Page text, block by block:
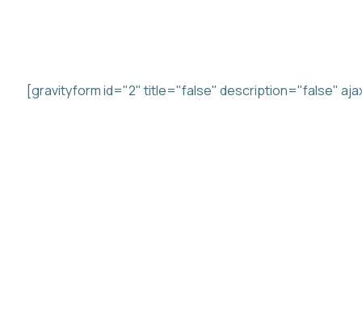
[gravityform id="2" title="false" description="false"